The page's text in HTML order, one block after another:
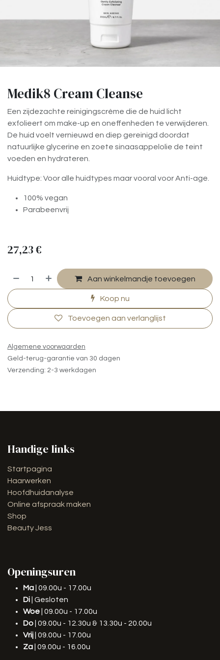
Medik8 Cream Cleanse
Een zijdezachte reinigingscrème die de huid licht
exfolieert om make-up en oneffenheden te verwijderen.
De huid voelt vernieuwd en diep gereinigd doordat
natuurlijke glycerine en zoete sinaasappelolie de teint
voeden en hydrateren.
Huidtype: Voor alle huidtypes maar vooral voor Anti-age.
100% vegan
Parabeenvrij
27,23€
Aan winkelmandje toevoegen
Koop nu
Toevoegen aan verlanglijst
Algemene voorwaarden
Geld-terug-garantie van 30 dagen
Verzending: 2-3 werkdagen
Handige links
Startpagina
Haarwerken
Hoofdhuidanalyse
Online afspraak maken
Shop
Beauty Jess
Openingsuren
Ma | 09.00u - 17.00u
Di | Gesloten
Woe | 09.00u - 17.00u
Do | 09.00u - 12.30u & 13.30u - 20.00u
Vrij | 09.00u - 17.00u
Za | 09.00u - 16.00u